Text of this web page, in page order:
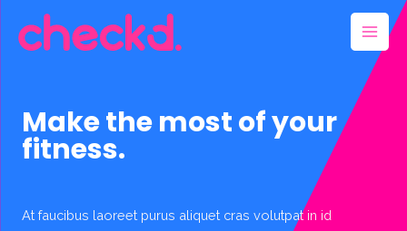
Make the most of your
fitness.
At faucibus laoreet purus aliquet cras volutpat in id